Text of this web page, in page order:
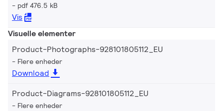
pdf 476.5 kB
Vis
Visuelle elementer
Product-Photographs-928101805112_EU
Flere enheder
Download
Product-Diagrams-928101805112_EU
Flere enheder